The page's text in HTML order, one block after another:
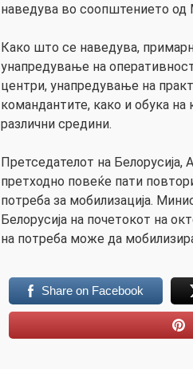
наведува во соопштението од
Како што се наведува,
унапредување на
центри, унапредување на
командантите, како и обука
различни средини.
Претседателот на
претходно повеќе пати
потреба за мобилизација.
Белорусија на почетокот на
на потреба може да
Share on Facebook